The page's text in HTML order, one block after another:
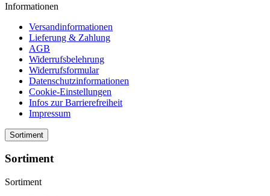
Informationen
Versandinformationen
Lieferung & Zahlung
AGB
Widerrufsbelehrung
Widerrufsformular
Datenschutzinformationen
Cookie-Einstellungen
Infos zur Barrierefreiheit
Impressum
Sortiment
Sortiment
Sortiment